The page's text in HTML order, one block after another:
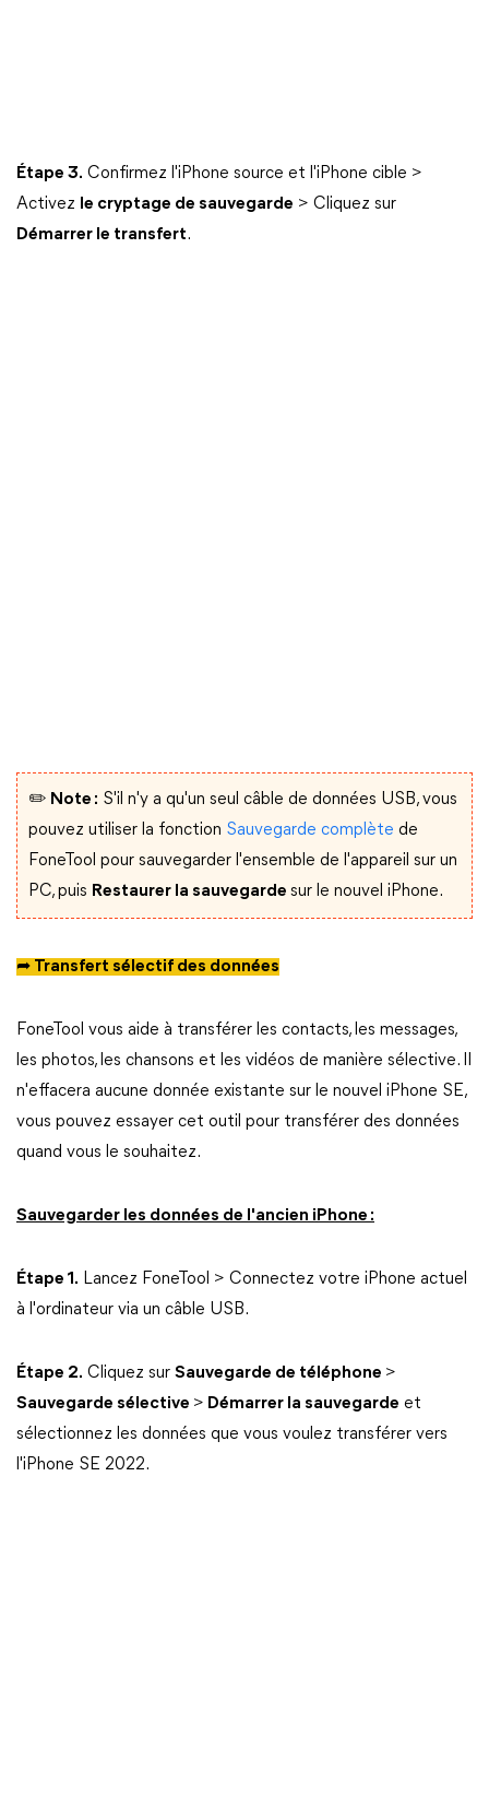
Étape 3. Confirmez l'iPhone source et l'iPhone cible >
Activez le cryptage de sauvegarde > Cliquez sur
Démarrer le transfert.
✏️ Note : S'il n'y a qu'un seul câble de données USB, vous
pouvez utiliser la fonction Sauvegarde complète de
FoneTool pour sauvegarder l'ensemble de l'appareil sur un
PC, puis Restaurer la sauvegarde sur le nouvel iPhone.
➦ Transfert sélectif des données
FoneTool vous aide à transférer les contacts, les messages,
les photos, les chansons et les vidéos de manière sélective. Il
n'effacera aucune donnée existante sur le nouvel iPhone SE,
vous pouvez essayer cet outil pour transférer des données
quand vous le souhaitez.
Sauvegarder les données de l'ancien iPhone :
Étape 1. Lancez FoneTool > Connectez votre iPhone actuel
à l'ordinateur via un câble USB.
Étape 2. Cliquez sur Sauvegarde de téléphone >
Sauvegarde sélective > Démarrer la sauvegarde et
sélectionnez les données que vous voulez transférer vers
l'iPhone SE 2022.